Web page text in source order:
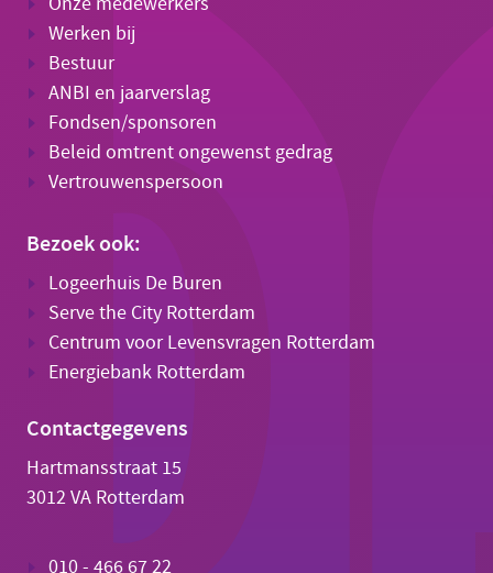
Werken bij
Bestuur
ANBI en jaarverslag
Fondsen/sponsoren
Beleid omtrent ongewenst gedrag
Vertrouwenspersoon
Bezoek ook:
Logeerhuis De Buren
Serve the City Rotterdam
Centrum voor Levensvragen Rotterdam
Energiebank Rotterdam
Contactgegevens
Hartmansstraat 15
3012 VA Rotterdam
010 - 466 67 22